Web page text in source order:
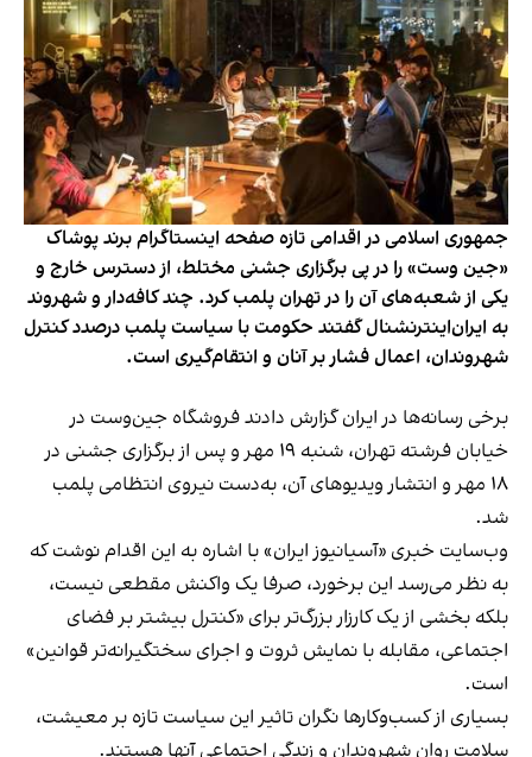
جمهوری اسلامی در اقدامی تازه صفحه اینستاگرام برند پوشاک
«جین وست» را در پی برگزاری جشنی مختلط، از دسترس خارج و
یکی از شعبه‌های آن را در تهران پلمب کرد. چند کافه‌‌دار و شهروند
به ایران‌اینترنشنال گفتند حکومت با سیاست پلمب درصدد کنترل
شهروندان، اعمال فشار بر آنان و انتقام‌گیری است.
برخی رسانه‌ها در ایران گزارش دادند فروشگاه جین‌وست در
خیابان فرشته تهران، شنبه ۱۹ مهر و پس از برگزاری جشنی در
۱۸ مهر و انتشار ویدیوهای آن، به‌دست نیروی انتظامی پلمب
شد.
وب‌سایت خبری «آسیانیوز ایران» با اشاره به این اقدام نوشت که
به نظر می‌رسد این برخورد، صرفا یک واکنش مقطعی نیست،
بلکه بخشی از یک کارزار بزرگ‌تر برای «کنترل بیشتر بر فضای
اجتماعی، مقابله با نمایش ثروت و اجرای سختگیرانه‌تر قوانین»
است.
بسیاری از کسب‌وکارها نگران تاثیر این سیاست‌ تازه بر معیشت،
سلامت روان شهروندان و زندگی اجتماعی آنها هستند.